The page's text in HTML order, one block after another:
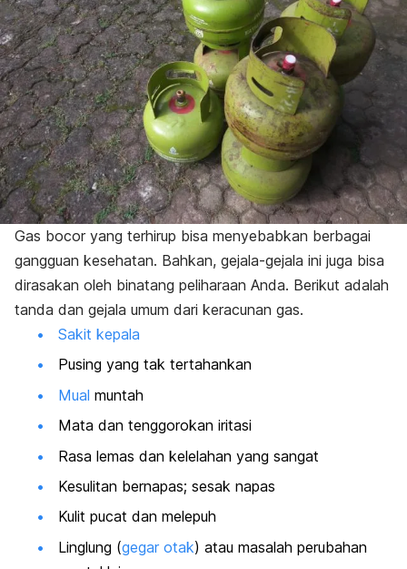
Gas bocor yang terhirup bisa menyebabkan berbagai
gangguan kesehatan. Bahkan, gejala-gejala ini juga bisa
dirasakan oleh binatang peliharaan Anda. Berikut adalah
tanda dan gejala umum dari keracunan gas.
Sakit kepala
Pusing yang tak tertahankan
Mual muntah
Mata dan tenggorokan iritasi
Rasa lemas dan kelelahan yang sangat
Kesulitan bernapas; sesak napas
Kulit pucat dan melepuh
Linglung (gegar otak) atau masalah perubahan